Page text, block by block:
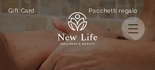
Gift Card Pacchetti regalo